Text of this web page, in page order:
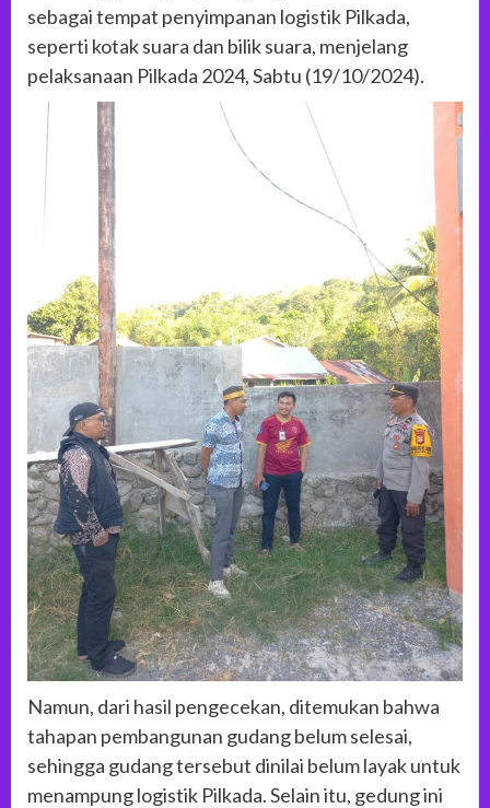
sebagai tempat penyimpanan logistik Pilkada,
seperti kotak suara dan bilik suara, menjelang
pelaksanaan Pilkada 2024, Sabtu (19/10/2024).
Namun, dari hasil pengecekan, ditemukan bahwa
tahapan pembangunan gudang belum selesai,
sehingga gudang tersebut dinilai belum layak untuk
menampung logistik Pilkada. Selain itu, gedung ini